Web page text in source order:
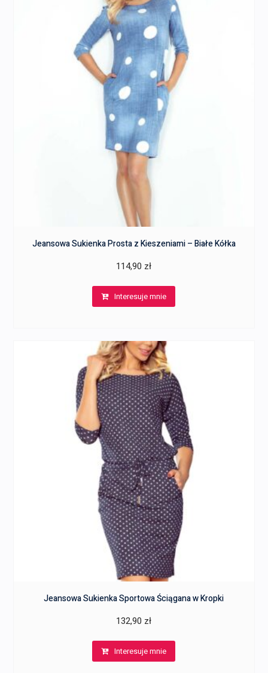
Jeansowa Sukienka Prosta z Kieszeniami – Białe Kółka
114,90 zł
Interesuje mnie
Jeansowa Sukienka Sportowa Ściągana w Kropki
132,90 zł
Interesuje mnie